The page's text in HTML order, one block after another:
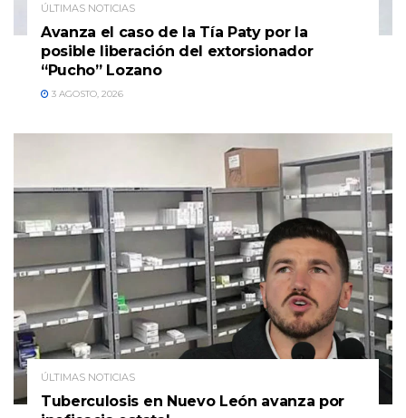
ÚLTIMAS NOTICIAS
Avanza el caso de la Tía Paty por la
posible liberación del extorsionador
“Pucho” Lozano
3 AGOSTO, 2026
ÚLTIMAS NOTICIAS
Tuberculosis en Nuevo León avanza por